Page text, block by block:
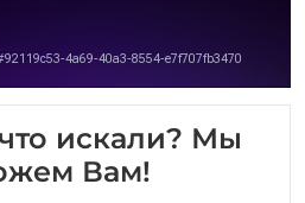
искали? Мы
Вам!